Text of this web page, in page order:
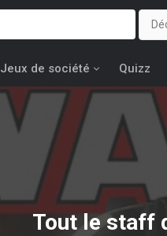
Jeux de société Quizz
Tout le staff